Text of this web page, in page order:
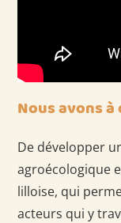
Nous avons
De développer
agroécologique
lilloise, qui
acteurs qui y